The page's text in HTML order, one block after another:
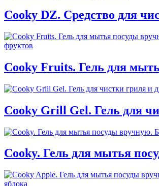
Cooky DZ. Средство для
Cooky Fruits. Гель для
Cooky Grill Gel. Гель для
Cooky. Гель для мытья